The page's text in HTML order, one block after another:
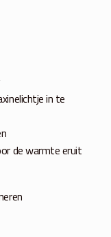
in te
de warmte eruit